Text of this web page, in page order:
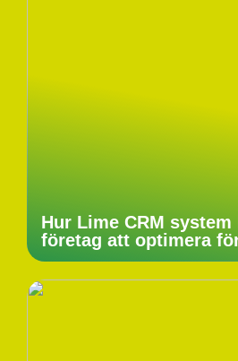
Hur Lime CRM
företag att optimera